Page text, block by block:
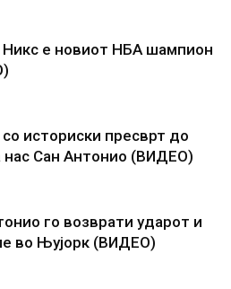
Никс е новиот НБА шампион
историски пресврт до
нас Сан Антонио (ВИДЕО)
го возврати ударот и
во Њујорк (ВИДЕО)